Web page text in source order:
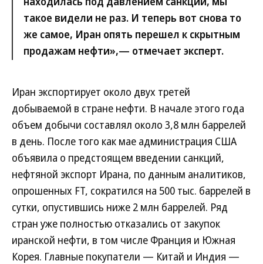
такое видели не раз. И теперь вот снова то
же самое, Иран опять перешел к скрытным
продажам нефти»,— отмечает эксперт.
Иран экспортирует около двух третей
добываемой в стране нефти. В начале этого года
объем добычи составлял около 3,8 млн баррелей
в день. После того как мае администрация США
объявила о предстоящем введении санкций,
нефтяной экспорт Ирана, по данным аналитиков,
опрошенных FT, сократился на 500 тыс. баррелей в
сутки, опустившись ниже 2 млн баррелей. Ряд
стран уже полностью отказались от закупок
иранской нефти, в том числе Франция и Южная
Корея. Главные покупатели — Китай и Индия —